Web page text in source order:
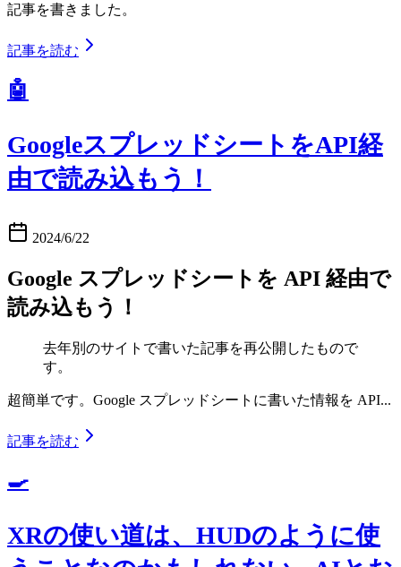
記事を書きました。
記事を読む
🤖
GoogleスプレッドシートをAPI経
由で読み込もう！
2024/6/22
Google スプレッドシートを API 経由で
読み込もう！
去年別のサイトで書いた記事を再公開したもので
す。
超簡単です。Google スプレッドシートに書いた情報を API...
記事を読む
🍳
XRの使い道は、HUDのように使